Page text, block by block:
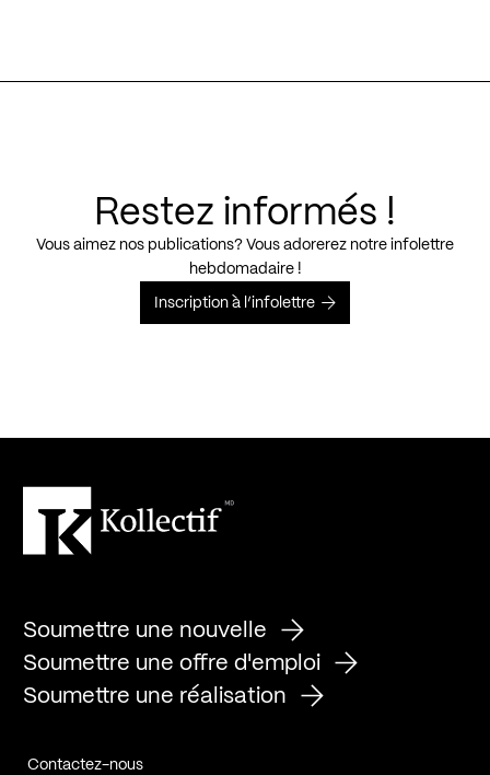
Restez informés !
Vous aimez nos publications? Vous adorerez notre infolettre
hebdomadaire !
Inscription à l’infolettre
Soumettre une nouvelle
Soumettre une offre d'emploi
Soumettre une réalisation
Contactez-nous